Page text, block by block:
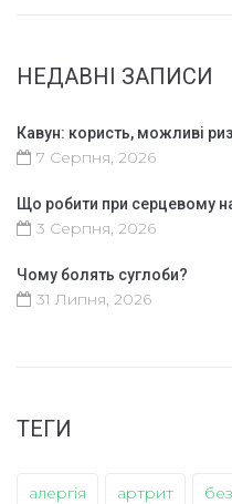
НЕДАВНІ ЗАПИСИ
Кавун: користь, можливі
7 Серпня, 2026
Що робити при серцевому
3 Серпня, 2026
Чому болять суглоби?
31 Липня, 2026
ТЕГИ
алергія артрит